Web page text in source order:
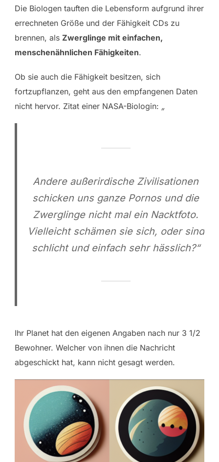
Die Biologen tauften die Lebensform aufgrund ihrer
errechneten Größe und der Fähigkeit CDs zu
brennen, als Zwerglinge mit einfachen,
menschenähnlichen Fähigkeiten.
Ob sie auch die Fähigkeit besitzen, sich
fortzupflanzen, geht aus den empfangenen Daten
nicht hervor. Zitat einer NASA-Biologin: „
Andere außerirdische Zivilisationen
schicken uns ganze Pornos und die
Zwerglinge nicht mal ein Nacktfoto.
Vielleicht schämen sie sich, oder sind
schlicht und einfach sehr hässlich?“
Ihr Planet hat den eigenen Angaben nach nur 3 1/2
Bewohner. Welcher von ihnen die Nachricht
abgeschickt hat, kann nicht gesagt werden.